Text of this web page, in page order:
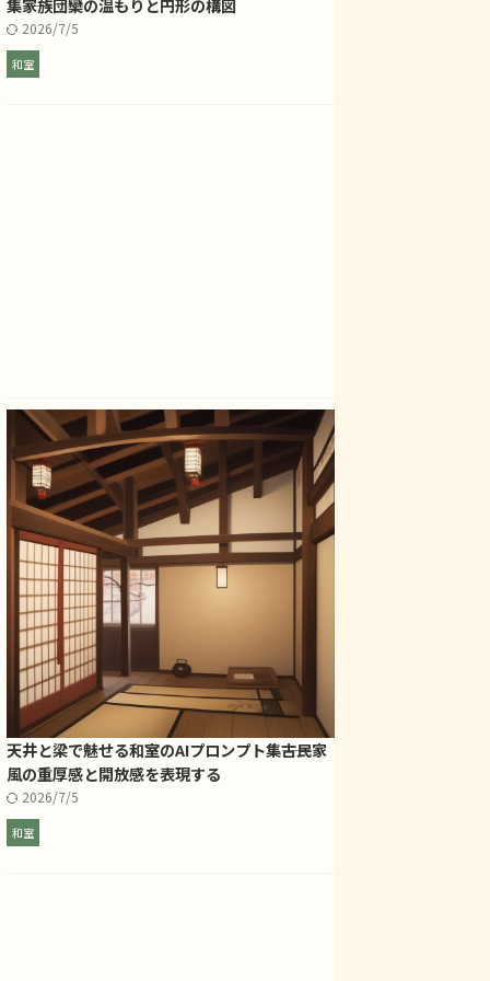
集――家族団欒の温もりと円形の構図
2026/7/5
和室
天井と梁で魅せる和室のAIプロンプト集――古民家
風の重厚感と開放感を表現する
2026/7/5
和室